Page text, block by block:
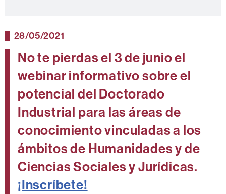
28/05/2021
No te pierdas el 3 de junio el
webinar informativo sobre el
potencial del Doctorado
Industrial para las áreas de
conocimiento vinculadas a los
ámbitos de Humanidades y de
Ciencias Sociales y Jurídicas.
¡Inscríbete!